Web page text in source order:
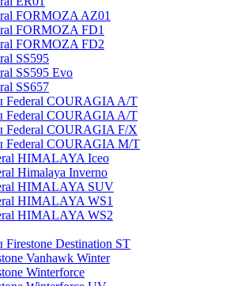
FORMOZA AZ01
FORMOZA FD1
FORMOZA FD2
SS595
SS595 Evo
SS657
Federal COURAGIA A/T
Federal COURAGIA A/T
Federal COURAGIA F/X
Federal COURAGIA M/T
HIMALAYA Iceo
Himalaya Inverno
HIMALAYA SUV
HIMALAYA WS1
HIMALAYA WS2
Destination ST
Vanhawk Winter
Winterforce